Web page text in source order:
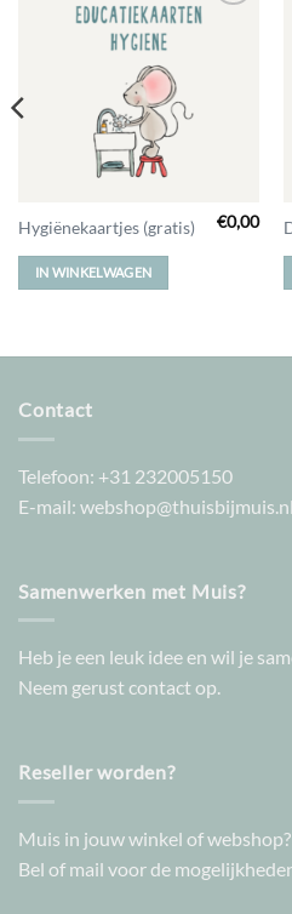
Toevoegen
Hygiënekaartjes (gratis) €0,00
IN WINKELWAGEN
Contact
Telefoon: +31 232005150
E-mail: webshop@thuisbijmuis.nl
Samenwerken met Muis?
Heb je een leuk idee en wil je
Neem gerust contact op.
Reseller worden?
Muis in jouw winkel of webshop?
Bel of mail voor de